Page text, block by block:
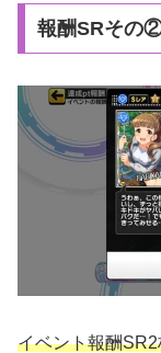
報酬SRその
イベント報酬